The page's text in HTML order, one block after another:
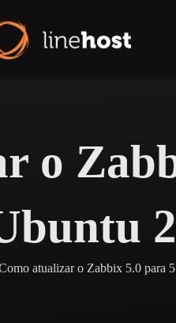
o
atualizar o Zabbix 5.0 para